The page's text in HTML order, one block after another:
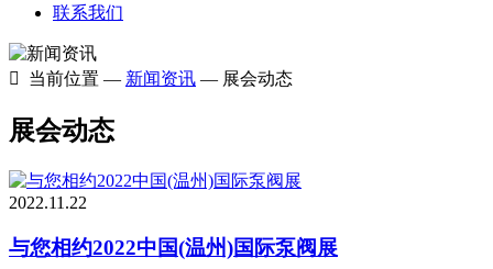
联系我们
 当前位置 — 新闻资讯 — 展会动态
展会动态
2022.11.22
与您相约2022中国(温州)国际泵阀展